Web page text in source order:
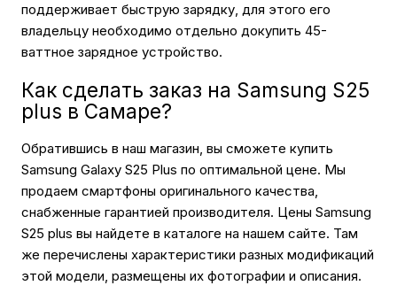
поддерживает быструю зарядку, для этого его
владельцу необходимо отдельно докупить 45-
ваттное зарядное устройство.
Как сделать заказ на Samsung S25
plus в Самаре?
Обратившись в наш магазин, вы сможете купить
Samsung Galaxy S25 Plus по оптимальной цене. Мы
продаем смартфоны оригинального качества,
снабженные гарантией производителя. Цены Samsung
S25 plus вы найдете в каталоге на нашем сайте. Там
же перечислены характеристики разных модификаций
этой модели, размещены их фотографии и описания.